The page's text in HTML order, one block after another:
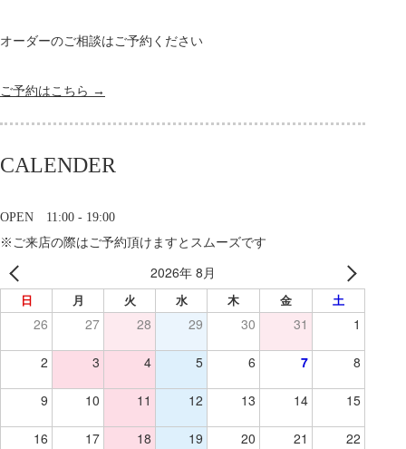
オーダーのご相談はご予約ください
ご予約はこちら →
CALENDER
OPEN 11:00 - 19:00
※ご来店の際はご予約頂けますとスムーズです
2026年 8月
日 月 火 水 木 金 土
26 27 28 29 30 31 1
2 3 4 5 6 7 8
9 10 11 12 13 14 15
16 17 18 19 20 21 22